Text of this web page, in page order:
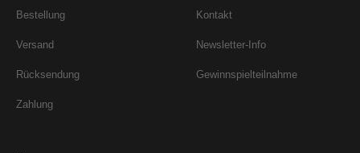
Bestellung
Versand
Rücksendung
Zahlung
Kontakt
Newsletter-Info
Gewinnspielteilnahme